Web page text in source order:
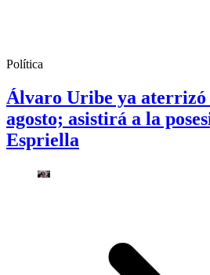
Política
Álvaro Uribe ya aterrizó
agosto; asistirá a la
Espriella